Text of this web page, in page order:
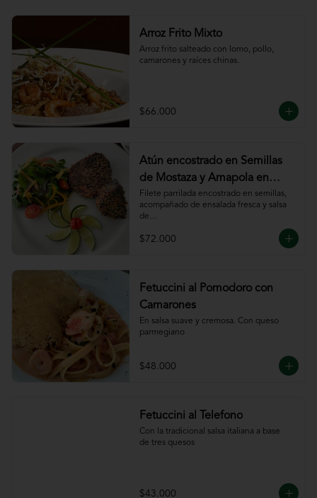
Arroz Frito Mixto
Arroz frito salteado con lomo, pollo,
camarones y raíces chinas.
$66.000
Atún encostrado en Semillas
de Mostaza y Amapola en
salsa de ajillo
Filete parrilada encostrado en semillas,
acompañado de ensalada fresca y salsa
de
$72.000
Fetuccini al Pomodoro con
Camarones
En salsa suave y cremosa. Con queso
parmegiano
$48.000
Fetuccini al Telefono
Con la tradicional salsa italiana a base
de tres quesos
$43.000